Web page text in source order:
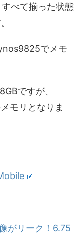
べて揃った状態
でメモ
ですが、
モリとなりま
がリーク！6.75